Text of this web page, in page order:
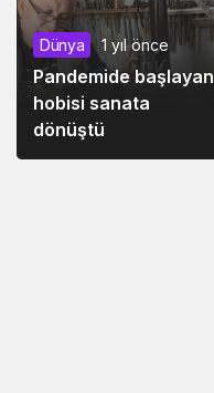
Dünya 1 yıl önce
Pandemide başlayan
hobisi sanata
dönüştü
Siyaset 1 yıl önce
Bazı illerin milletvekili
sayısı değişti